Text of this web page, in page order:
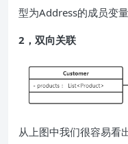
型为Address的成员变量
2，双向关联
从上图中我们很容易看